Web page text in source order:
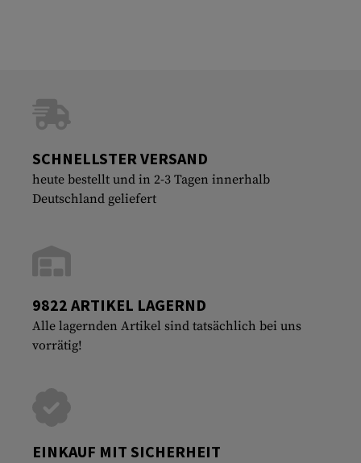
SCHNELLSTER VERSAND
heute bestellt und in 2-3 Tagen innerhalb
Deutschland geliefert
9822 ARTIKEL LAGERND
Alle lagernden Artikel sind tatsächlich bei uns
vorrätig!
EINKAUF MIT SICHERHEIT